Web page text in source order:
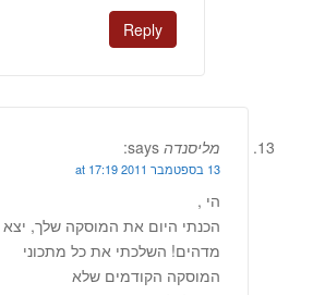
Reply
מליסנדה says:
13 בספטמבר 2011 at 17:19
הי ,
הכנתי היום את המוסקה שלך, יצא
מדהים! השלכתי את כל מתכוני
המוסקה הקודמים שלא